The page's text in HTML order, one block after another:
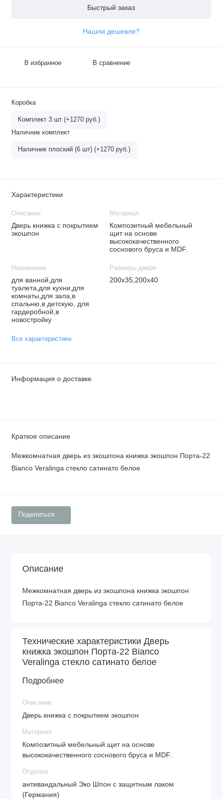
Быстрый заказ
Нашли дешевле?
В избранное В сравнение
Коробка
Комплект 3 шт (+1270 руб.)
Наличник комплект
Наличник плоский (6 шт) (+1270 руб.)
Характеристики
Описание
Дверь книжка с покрытием
экошпон
Материал
Композитный мебельный
щит на основе
высококачественного
соснового бруса и MDF.
Назначение
для ванной,для
туалета,для кухни,для
комнаты,для зала,в
спальню,в детскую, для
гардеробной,в
новостройку
Размеры двери
200х35,200х40
Все характеристики
Информация о доставке
Краткое описание
Межкомнатная дверь из экошпона книжка экошпон Порта-22
Bianco Veralinga стекло сатинато белое
Поделиться
Описание
Межкомнатная дверь из экошпона книжка экошпон
Порта-22 Bianco Veralinga стекло сатинато белое
Технические характеристики Дверь
книжка экошпон Порта-22 Bianco
Veralinga стекло сатинато белое
Подробнее
Описание
Дверь книжка с покрытием экошпон
Материал
Композитный мебельный щит на основе
высококачественного соснового бруса и MDF.
Отделка
антивандальный Эко Шпон с защитным лаком
(Германия)